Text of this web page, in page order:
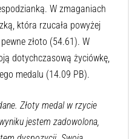
W zmaganiach
która rzucała powyżej
złoto (54.61). W
dotychczasową życiówkę,
medalu (14.09 PB).
Złoty medal w rzycie
jestem zadowolona,